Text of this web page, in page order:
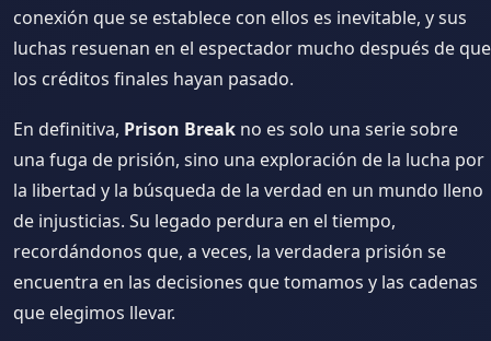
conexión que se establece con ellos es inevitable, y sus
luchas resuenan en el espectador mucho después de que
los créditos finales hayan pasado.
En definitiva, Prison Break no es solo una serie sobre
una fuga de prisión, sino una exploración de la lucha por
la libertad y la búsqueda de la verdad en un mundo lleno
de injusticias. Su legado perdura en el tiempo,
recordándonos que, a veces, la verdadera prisión se
encuentra en las decisiones que tomamos y las cadenas
que elegimos llevar.